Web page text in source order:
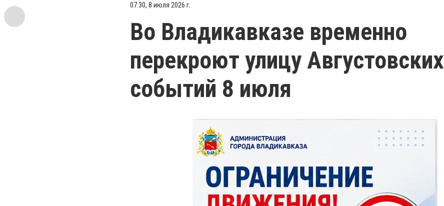
07:30, 8 июля 2026 г.
Во Владикавказе временно
перекроют улицу Августовских
событий 8 июля